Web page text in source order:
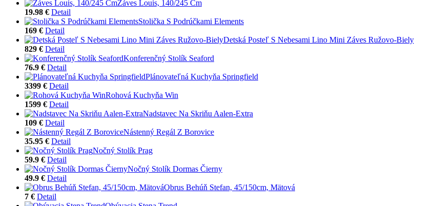
Záves Louis, 140/245 Cm
19.98 € Detail
Stolička S Podrúčkami Elements
169 € Detail
Detská Posteľ S Nebesami Lino Mini Záves Ružovo-Biely
829 € Detail
Konferenčný Stolík Seaford
76.9 € Detail
Plánovateľná Kuchyňa Springfield
3399 € Detail
Rohová Kuchyňa Win
1599 € Detail
Nadstavec Na Skriňu Aalen-Extra
109 € Detail
Nástenný Regál Z Borovice
35.95 € Detail
Nočný Stolík Prag
59.9 € Detail
Nočný Stolík Dormas Čierny
49.9 € Detail
Obrus Behúň Stefan, 45/150cm, Mätová
7 € Detail